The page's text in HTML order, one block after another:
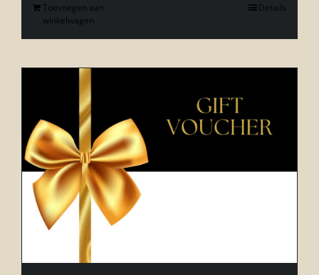
Toevoegen aan
winkelwagen
Details